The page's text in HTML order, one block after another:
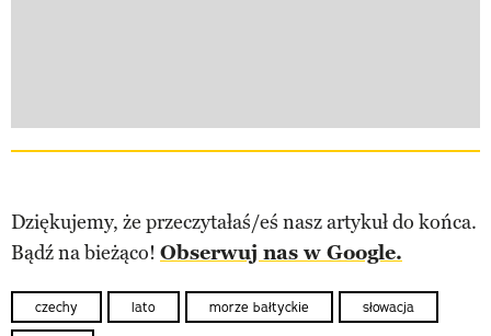
Dziękujemy, że przeczytałaś/eś nasz artykuł do końca.
Bądź na bieżąco! Obserwuj nas w Google.
czechy lato morze bałtyckie słowacja